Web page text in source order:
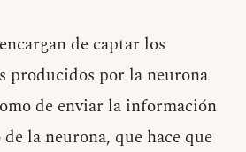
de captar los
producidos por la neurona
de enviar la información
la neurona, que hace que